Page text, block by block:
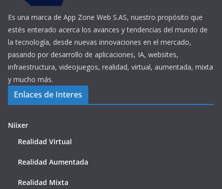
Es una marca de App Zone Web S.AS, nuestro propósito que
estés enterado acerca los avances y tendencias del mundo de
la tecnología, desde nuevas innovaciones en el mercado,
pasando por desarrollo de aplicaciones, IA, websites,
infraestructura, videojuegos, realidad, virtual, aumentada, mixta
y mucho más.
Enlaces de Interes
Niixer
Realidad Virtual
Realidad Aumentada
Realidad Mixta